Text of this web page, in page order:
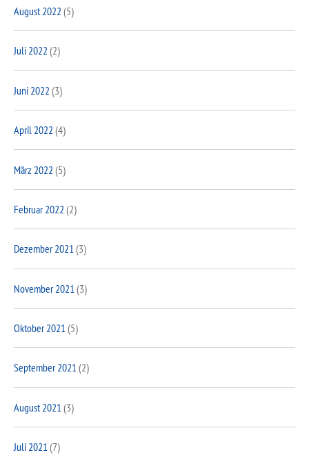
August 2022 (5)
Juli 2022 (2)
Juni 2022 (3)
April 2022 (4)
März 2022 (5)
Februar 2022 (2)
Dezember 2021(3)
November 2021 (3)
Oktober 2021(5)
September 2021(2)
August 2021 (3)
Juli 2021(7)